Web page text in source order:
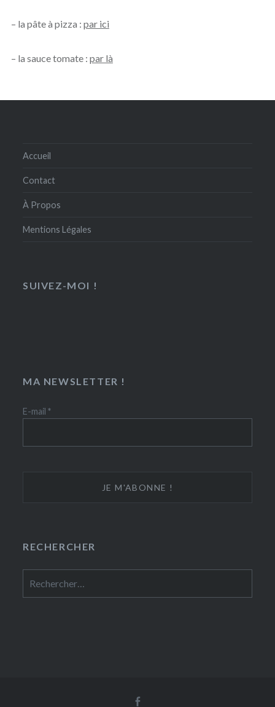
– la pâte à pizza : par ici
– la sauce tomate : par là
Accueil
Contact
À Propos
Mentions Légales
SUIVEZ-MOI !
MA NEWSLETTER !
E-mail*
RECHERCHER